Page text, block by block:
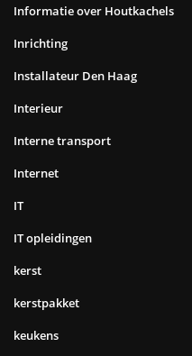
Informatie over Houtkachels
Inrichting
Installateur Den Haag
Interieur
Interne transport
Internet
IT
IT opleidingen
kerst
kerstpakket
keukens